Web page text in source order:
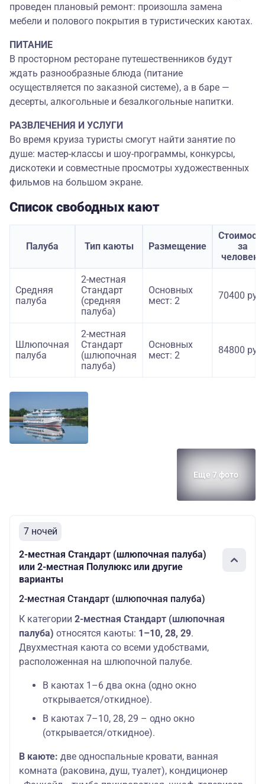
проведен плановый ремонт: произошла замена
мебели и полового покрытия в туристических каютах.
ПИТАНИЕ
В просторном ресторане путешественников будут
ждать разнообразные блюда (питание
осуществляется по заказной системе), а в баре —
десерты, алкогольные и безалкогольные напитки.
РАЗВЛЕЧЕНИЯ И УСЛУГИ
Во время круиза туристы смогут найти занятие по
душе: мастер-классы и шоу-программы, конкурсы,
дискотеки и совместные просмотры художественных
фильмов на большом экране.
Список свободных кают
Палуба Тип каюты Размещение
за
человека
Средняя
палуба
2-местная
Стандарт
(средняя
палуба)
Основных
мест: 2
70400 руб.
Шлюпочная
палуба
2-местная
Стандарт
(шлюпочная
палуба)
Основных
мест: 2
84800 руб.
Еще 7 фото
7 ночей
2-местная Стандарт (шлюпочная палуба)
или 2-местная Полулюкс или другие
варианты
2-местная Стандарт (шлюпочная палуба)
К категории 2-местная Стандарт (шлюпочная
палуба) относятся каюты: 1–10, 28, 29.
Двухместная каюта со всеми удобствами,
расположенная на шлюпочной палубе.
В каютах 1–6 два окна (одно окно
открывается/откидное).
В каютах 7–10, 28, 29 – одно окно
(открывается/откидное).
В каюте: две односпальные кровати, ванная
комната (раковина, душ, туалет), кондиционер